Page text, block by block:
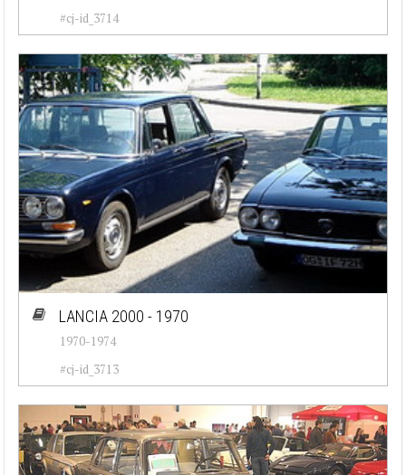
#cj-id_3714
LANCIA 2000 - 1970
1970-1974
#cj-id_3713